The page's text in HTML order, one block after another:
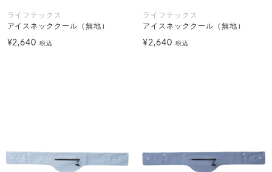
ライフテックス
アイスネッククール（無地）
¥2,640税込
ライフテックス
アイスネッククール（無地）
¥2,640 税込